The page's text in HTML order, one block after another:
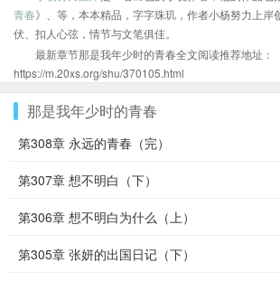
青春》、等，本本精品，字字珠玑，作者小杨努力上岸
伏、扣人心弦，情节与文笔俱佳。
最新章节那是我年少时的青春全文阅读推荐地址：
https://m.20xs.org/shu/370105.html
那是我年少时的青春
第308章 永远的青春（完）
第307章 想不明白（下）
第306章 想不明白为什么（上）
第305章 张妍的出国日记（下）